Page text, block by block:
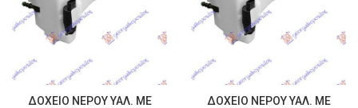
ΔΟΧΕΙΟ ΝΕΡΟΥ ΥΑΛ. ΜΕ
ΔΟΧΕΙΟ ΝΕΡΟΥ ΥΑΛ. ΜΕ